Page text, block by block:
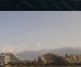
דילוג